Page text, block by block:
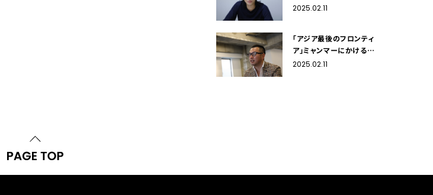
由に選べる社会を。競泳オ
2025.02.11
「アジア最後のフロンティ
ア」ミャンマーにかける岡
本篤志のセカンドキャリア
2025.02.11